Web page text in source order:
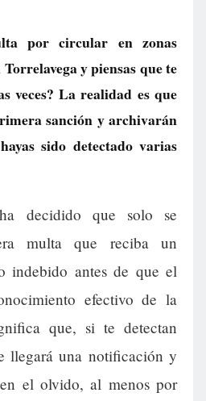
por circular en zonas
y piensas que te
veces? La realidad es que
sanción y archivarán
sido detectado varias
decidido que solo se
multa que reciba un
indebido antes de que el
efectivo de la
que, si te detectan
llegará una notificación y
el olvido, al menos por